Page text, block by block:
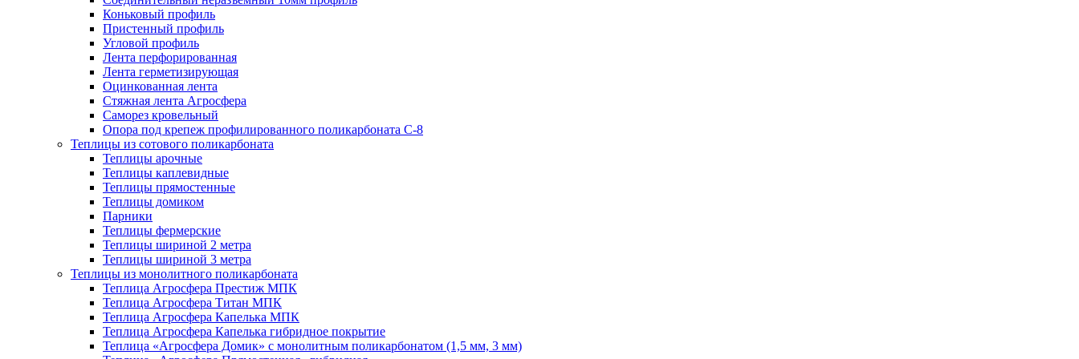
Коньковый профиль
Пристенный профиль
Угловой профиль
Лента перфорированная
Лента герметизирующая
Оцинкованная лента
Стяжная лента Агросфера
Саморез кровельный
Опора под крепеж профилированного поликарбоната С-8
Теплицы из сотового поликарбоната
Теплицы арочные
Теплицы каплевидные
Теплицы прямостенные
Теплицы домиком
Парники
Теплицы фермерские
Теплицы шириной 2 метра
Теплицы шириной 3 метра
Теплицы из монолитного поликарбоната
Теплица Агросфера Престиж МПК
Теплица Агросфера Титан МПК
Теплица Агросфера Капелька МПК
Теплица Агросфера Капелька гибридное покрытие
Теплица «Агросфера Домик» с монолитным поликарбонатом (1,5 мм, 3 мм)